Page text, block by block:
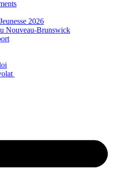
2026
Nouveau-Brunswick